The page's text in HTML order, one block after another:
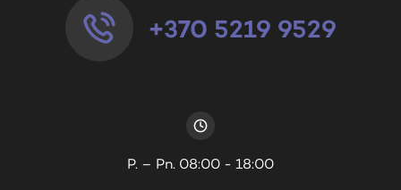
+370 5219 9529
P. – Pn. 08:00 - 18:00